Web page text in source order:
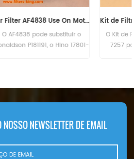
Air Filter AF4838 Use On Motor CUMMINS
o
da
Kit de Filtro de Ar CAT 270-7257 2707257
O Kit de Filtro de Ar CAT 270-
7257 possui um elemento
de filtro de ar Marca: CAT
NOSSO NEWSLETTER DE EMAIL